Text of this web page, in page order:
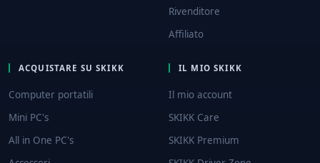
Rivenditore
Affiliato
ACQUISTARE SU SKIKK
Computer portatili
Mini PC's
All in One PC's
IL MIO SKIKK
Il mio account
SKIKK Care
SKIKK Premium